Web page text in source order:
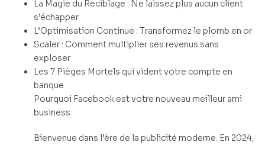
La Magie du Reciblage : Ne laissez plus aucun client
s’échapper
L’Optimisation Continue : Transformez le plomb en or
Scaler : Comment multiplier ses revenus sans
exploser
Les 7 Pièges Mortels qui vident votre compte en
banque
Pourquoi Facebook est votre nouveau meilleur ami
business
Bienvenue dans l’ère de la publicité moderne. En 2024,